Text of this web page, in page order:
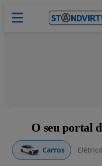
O seu portal
Carros